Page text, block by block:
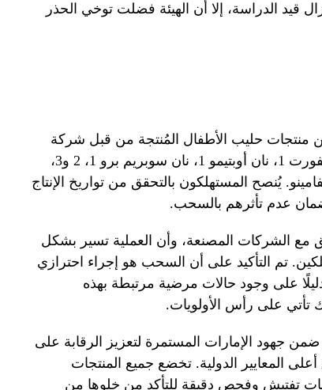
قيد الدراسة، إلا أن الهيئة فضلت توخي الحذر
حليب الأطفال المُنتجة من قبل شركة
نستله وشركات أخرى، وتحديدًا: نان كومفورت 1، نان أوبتيمو 1، نان سوبريم برو 1، 2 و3،
بالإضافة إلى ألفامينو. يُنصح المستهلكون بالتحقق من تواريخ الإنتاج
عدم تأثرهم بالسحب.
مع الشركات المصنعة، وأن العملية تسير بشكل
تم التأكيد على أن السحب هو إجراء احترازي
على وجود حالات مرضية مرتبطة بهذه
تأتي على رأس الأولويات.
جهود الإمارات المستمرة لتعزيز الرقابة على
المعايير الدولية. تخضع جميع المنتجات
تفتيش وفحص دقيقة للتأكد من خلوها من